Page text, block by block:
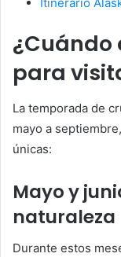
Itinerario
¿Cuándo
para
La temporada de
mayo a
únicas:
Mayo y
naturaleza
Durante estos